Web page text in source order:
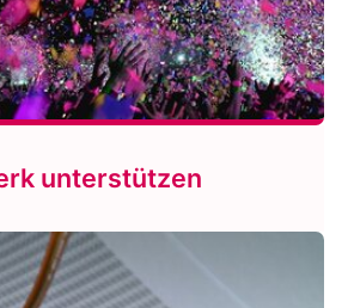
unterstützen